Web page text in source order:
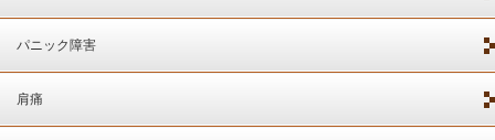
パニック障害
肩痛